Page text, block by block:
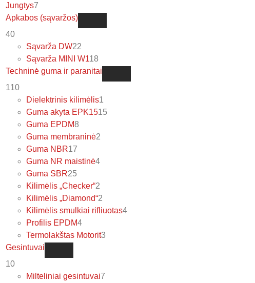
Jungtys7
Apkabos (sąvaržos)
40
Sąvarža DW22
Sąvarža MINI W118
Techninė guma ir paranitai
110
Dielektrinis kilimėlis1
Guma akyta EPK1515
Guma EPDM8
Guma membraninė2
Guma NBR17
Guma NR maistinė4
Guma SBR25
Kilimėlis „Checker“2
Kilimėlis „Diamond“2
Kilimėlis smulkiai rifliuotas4
Profilis EPDM4
Termolakštas Motorit3
Gesintuvai
10
Milteliniai gesintuvai7